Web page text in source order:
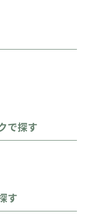
で探す
す